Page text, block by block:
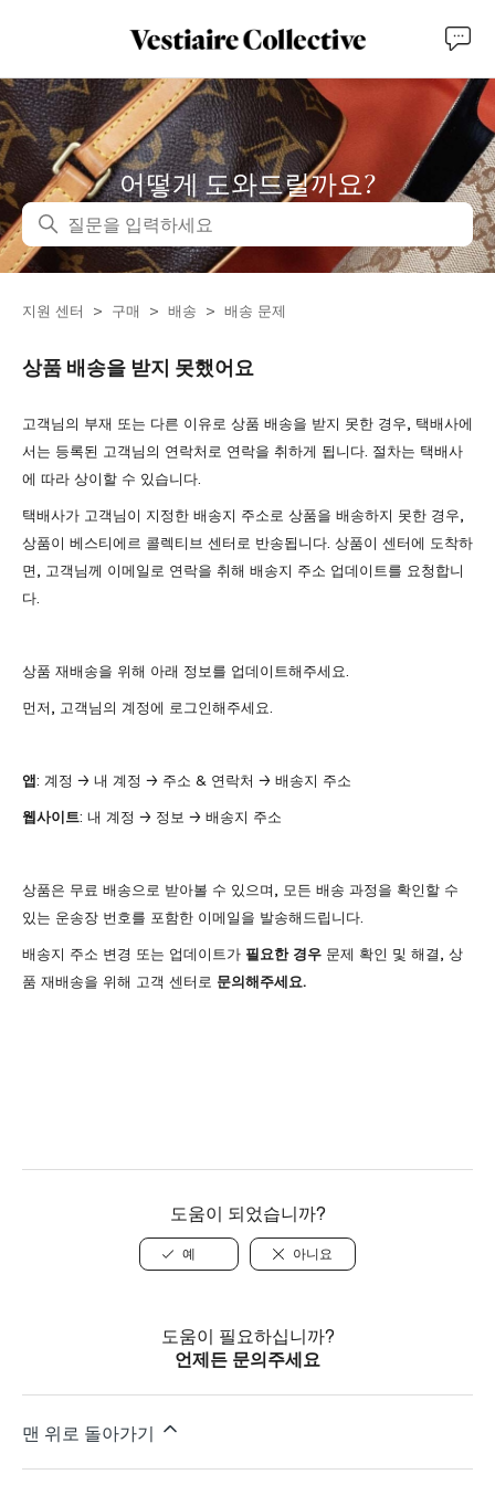
어떻게 도와드릴까요?
검색
지원 센터 구매 배송 배송 문제
상품 배송을 받지 못했어요
고객님의 부재 또는 다른 이유로 상품 배송을 받지 못한 경우, 택배사에
서는 등록된 고객님의 연락처로 연락을 취하게 됩니다. 절차는 택배사
에 따라 상이할 수 있습니다.
택배사가 고객님이 지정한 배송지 주소로 상품을 배송하지 못한 경우,
상품이 베스티에르 콜렉티브 센터로 반송됩니다. 상품이 센터에 도착하
면, 고객님께 이메일로 연락을 취해 배송지 주소 업데이트를 요청합니
다.
상품 재배송을 위해 아래 정보를 업데이트해주세요.
먼저, 고객님의 계정에 로그인해주세요.
앱: 계정 → 내 계정 → 주소 & 연락처 → 배송지 주소
웹사이트: 내 계정 → 정보 → 배송지 주소
상품은 무료 배송으로 받아볼 수 있으며, 모든 배송 과정을 확인할 수
있는 운송장 번호를 포함한 이메일을 발송해드립니다.
배송지 주소 변경 또는 업데이트가 필요한 경우 문제 확인 및 해결, 상
품 재배송을 위해 고객 센터로 문의해주세요.
도움이 되었습니까?
예 아니요
도움이 필요하십니까?
언제든 문의주세요
맨 위로 돌아가기